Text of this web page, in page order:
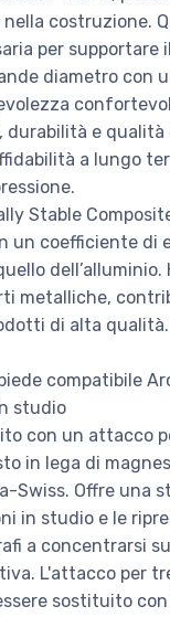
costruzione.
per supportare
diametro con
durabilità e
a lungo
Stable
un coefficiente di
dell’alluminio.
metalliche,
di alta qualità.
compatibile
studio
con un attacco
in lega di
Swiss. Offre una
in studio e le
a concentrarsi
L'attacco per
sostituito